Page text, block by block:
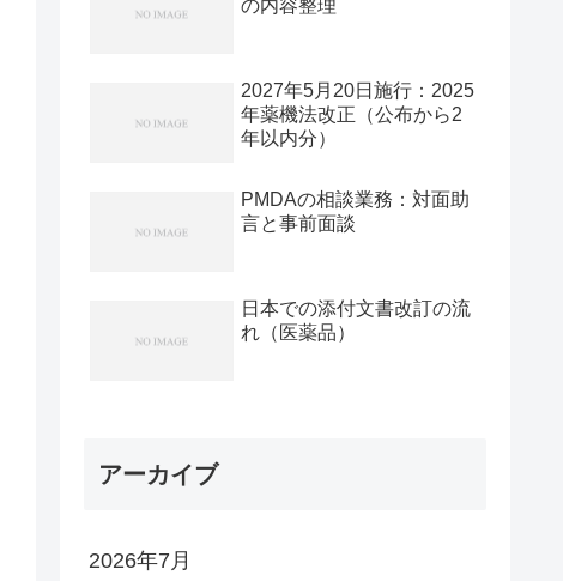
の内容整理
2027年5月20日施行：2025
年薬機法改正（公布から2
年以内分）
PMDAの相談業務：対面助
言と事前面談
日本での添付文書改訂の流
れ（医薬品）
アーカイブ
2026年7月